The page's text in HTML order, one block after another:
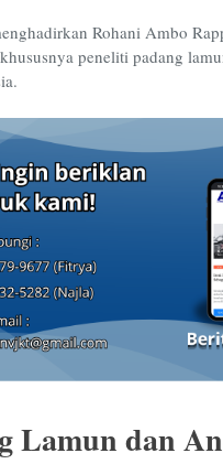
Rohani Ambo
peneliti padang
Lamun dan